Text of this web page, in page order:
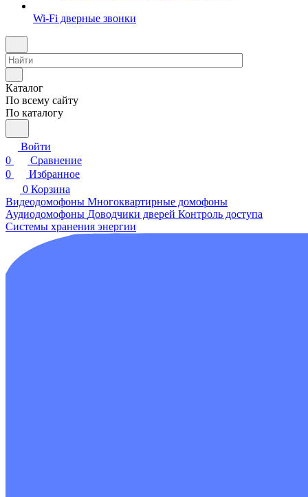
Wi-Fi дверные звонки
Каталог
По всему сайту
По каталогу
Войти
0
Сравнение
0
Избранное
0 Корзина
Видеодомофоны Многоквартирные домофоны
Аудиодомофоны Доводчики дверей Контроль доступа
Системы хранения энергии